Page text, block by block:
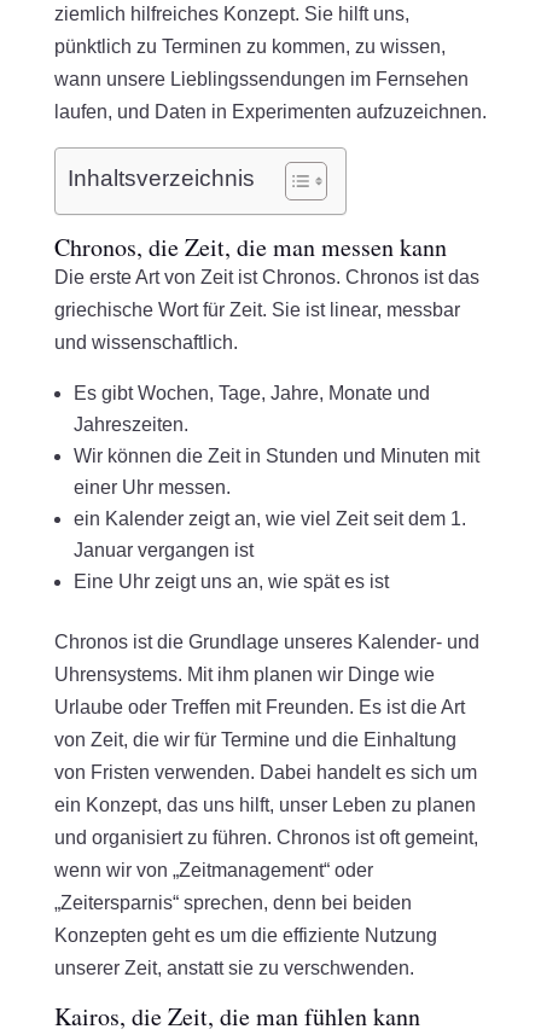
ziemlich hilfreiches Konzept. Sie hilft uns,
pünktlich zu Terminen zu kommen, zu wissen,
wann unsere Lieblingssendungen im Fernsehen
laufen, und Daten in Experimenten aufzuzeichnen.
Inhaltsverzeichnis
Chronos, die Zeit, die man messen kann
Die erste Art von Zeit ist Chronos. Chronos ist das
griechische Wort für Zeit. Sie ist linear, messbar
und wissenschaftlich.
Es gibt Wochen, Tage, Jahre, Monate und
Jahreszeiten.
Wir können die Zeit in Stunden und Minuten mit
einer Uhr messen.
ein Kalender zeigt an, wie viel Zeit seit dem 1.
Januar vergangen ist
Eine Uhr zeigt uns an, wie spät es ist
Chronos ist die Grundlage unseres Kalender- und
Uhrensystems. Mit ihm planen wir Dinge wie
Urlaube oder Treffen mit Freunden. Es ist die Art
von Zeit, die wir für Termine und die Einhaltung
von Fristen verwenden. Dabei handelt es sich um
ein Konzept, das uns hilft, unser Leben zu planen
und organisiert zu führen. Chronos ist oft gemeint,
wenn wir von „Zeitmanagement“ oder
„Zeitersparnis“ sprechen, denn bei beiden
Konzepten geht es um die effiziente Nutzung
unserer Zeit, anstatt sie zu verschwenden.
Kairos, die Zeit, die man fühlen kann